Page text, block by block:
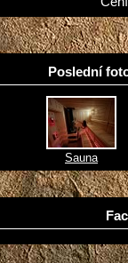
Poslední
Sauna